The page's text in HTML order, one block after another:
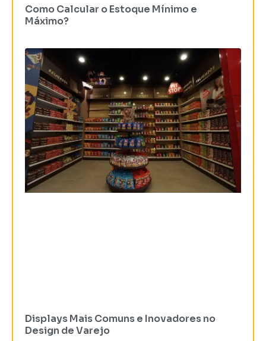
Como Calcular o Estoque Mínimo e
Máximo?
Displays Mais Comuns e Inovadores no
Design de Varejo